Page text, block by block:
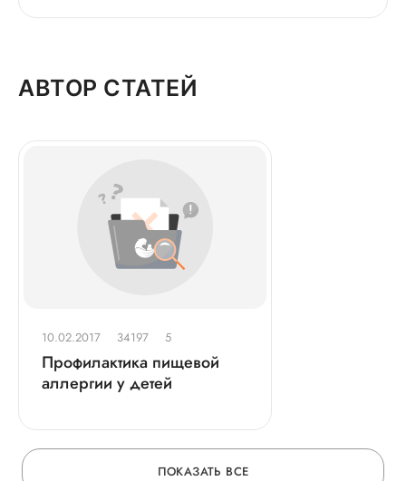
АВТОР СТАТЕЙ
10.02.2017 34197 5
Профилактика пищевой
аллергии у детей
ПОКАЗАТЬ ВСЕ